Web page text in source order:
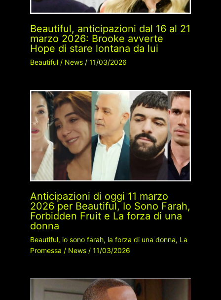
Beautiful, anticipazioni dal 16 al 21
marzo 2026: Brooke avverte
Hope di stare lontana da lui
Beautiful/ News/ 11/03/2026
Anticipazioni di oggi 11 marzo
2026 per Beautiful, Io Sono Farah,
Forbidden Fruit e La forza di una
donna
Beautiful, io sono farah, la forza di una donna, La
Promessa / News/ 11/03/2026